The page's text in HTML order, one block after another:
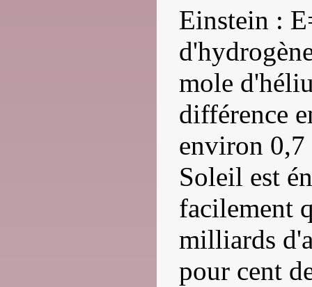
Einstein :
mole
différence
environ 0,7
Soleil est
facilement
milliards
pour cent